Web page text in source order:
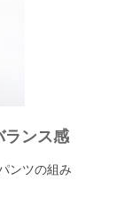
ランス感
ンツの組み